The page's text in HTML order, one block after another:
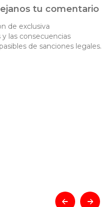
tu comentario
de exclusiva
las consecuencias
de sanciones legales.
prev next